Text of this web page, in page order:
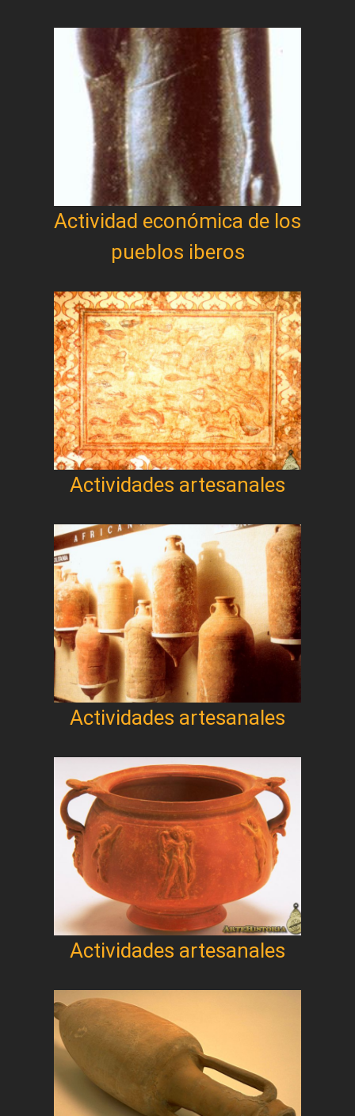
Actividad económica de los
pueblos iberos
Actividades artesanales
Actividades artesanales
Actividades artesanales